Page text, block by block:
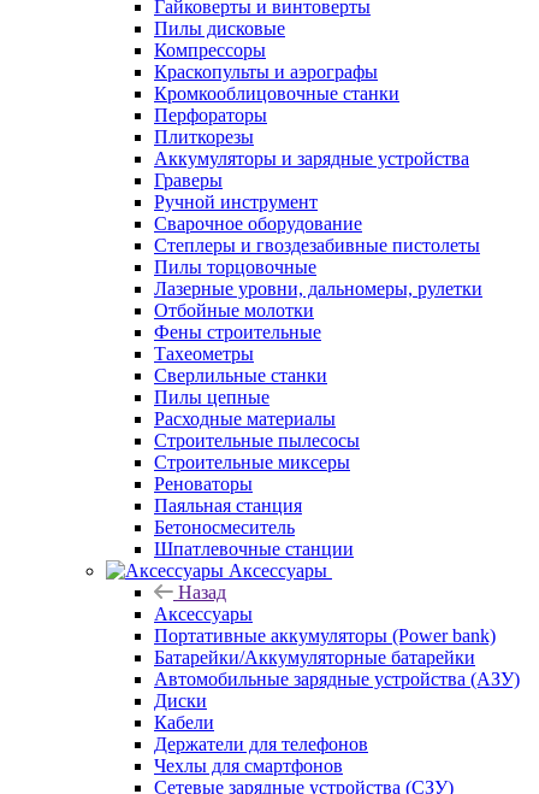
Гайковерты и винтоверты
Пилы дисковые
Компрессоры
Краскопульты и аэрографы
Кромкооблицовочные станки
Перфораторы
Плиткорезы
Аккумуляторы и зарядные устройства
Граверы
Ручной инструмент
Сварочное оборудование
Степлеры и гвоздезабивные пистолеты
Пилы торцовочные
Лазерные уровни, дальномеры, рулетки
Отбойные молотки
Фены строительные
Тахеометры
Сверлильные станки
Пилы цепные
Расходные материалы
Строительные пылесосы
Строительные миксеры
Реноваторы
Паяльная станция
Бетоносмеситель
Шпатлевочные станции
Аксессуары
Назад
Аксессуары
Портативные аккумуляторы (Power bank)
Батарейки/Аккумуляторные батарейки
Автомобильные зарядные устройства (АЗУ)
Диски
Кабели
Держатели для телефонов
Чехлы для смартфонов
Сетевые зарядные устройства (СЗУ)